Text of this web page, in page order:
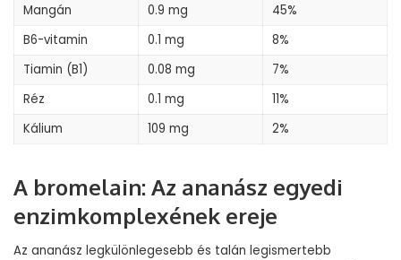
Mangán 0.9 mg
45%
B6-vitamin
0.1 mg
8%
Tiamin (B1)
0.08 mg
7%
Réz
0.1 mg
11%
Kálium
109 mg 2%
A bromelain: Az ananász egyedi
enzimkomplexének ereje
Az ananász legkülönlegesebb és talán legismertebb